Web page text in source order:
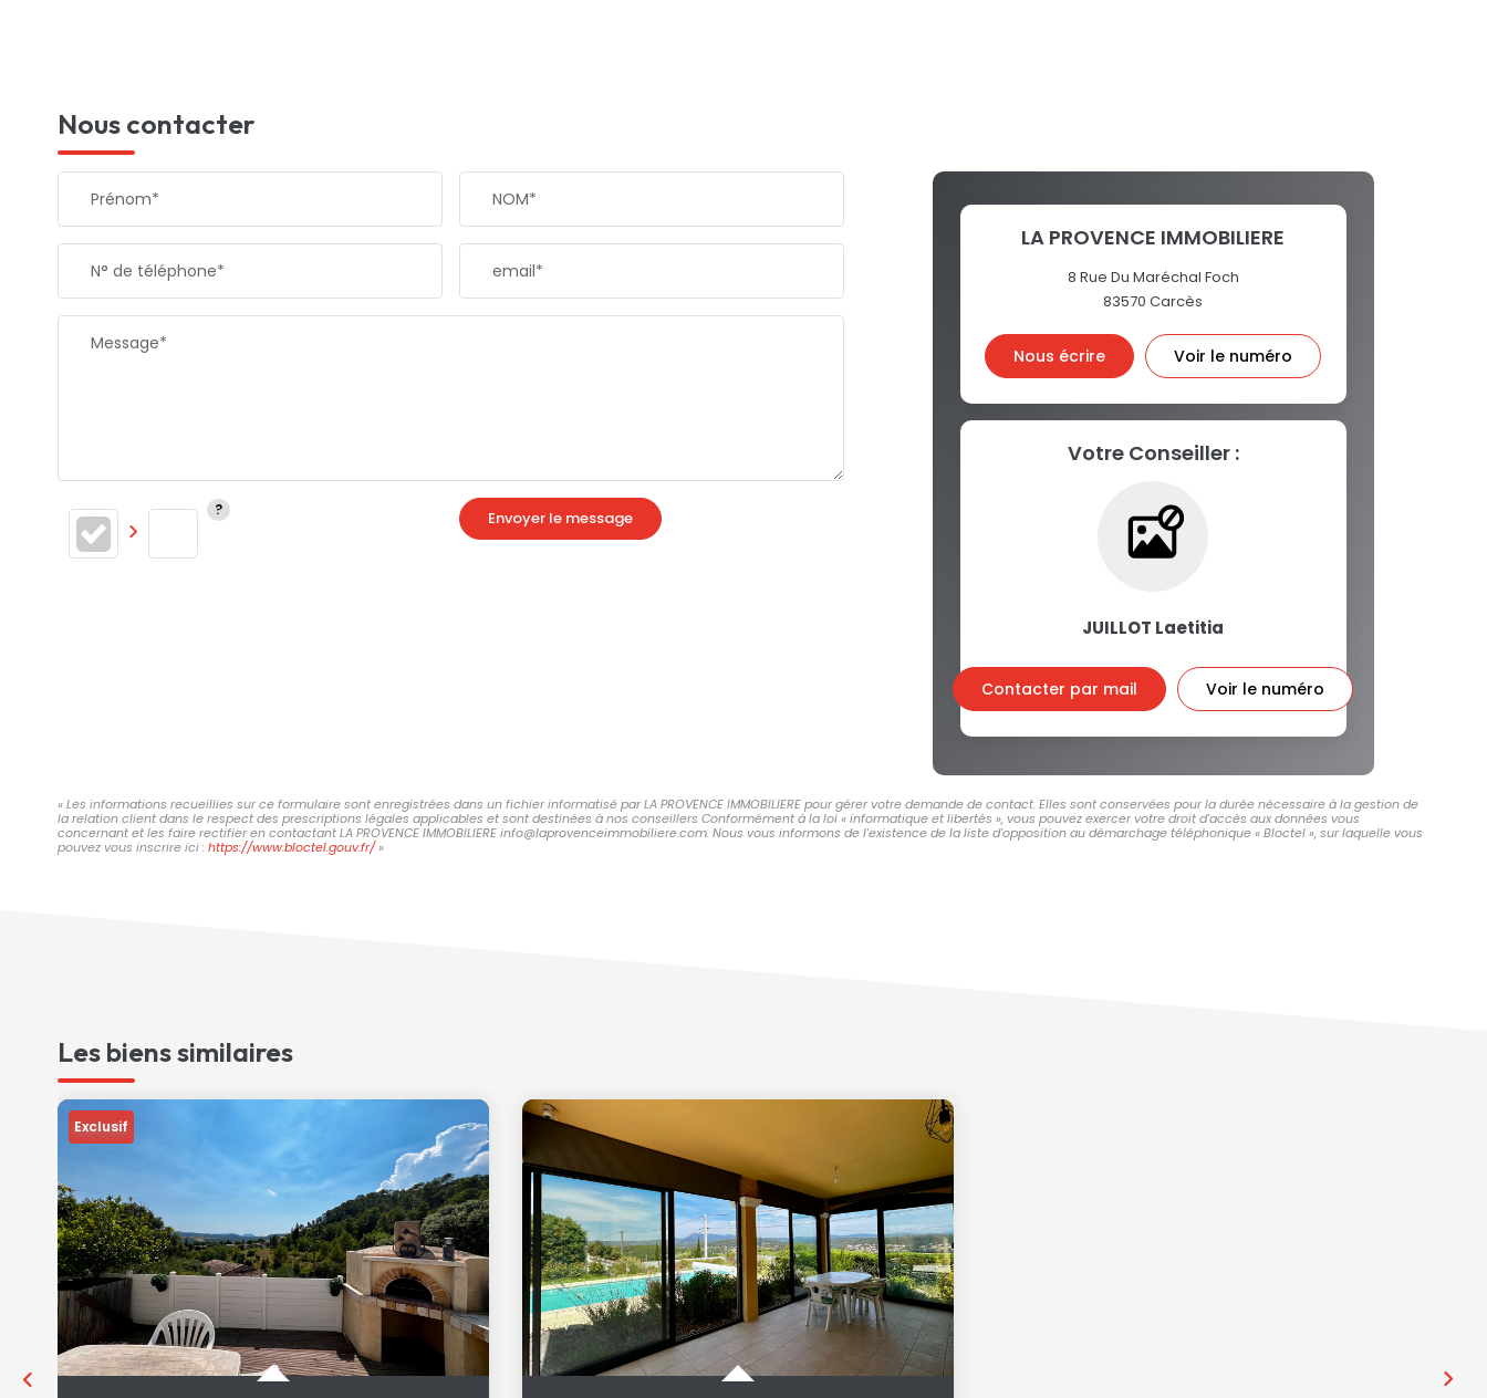
Nous contacter
Prénom* NOM*
N° de téléphone* email*
Message*
Envoyer le message
LA PROVENCE IMMOBILIERE
8 Rue Du Maréchal Foch
83570Carcès
Nous écrire Voir le numéro
Votre Conseiller :
JUILLOT Laetitia
Contacter par mail Voir le numéro
« Les informations recueillies sur ce formulaire sont enregistrées dans un fichier informatisé par LA PROVENCE IMMOBILIERE pour gérer votre demande de contact. Elles sont conservées pour la durée nécessaire à la gestion de
la relation client dans le respect des prescriptions légales applicables et sont destinées à nos conseillers Conformément à la loi « informatique et libertés », vous pouvez exercer votre droit d'accès aux données vous
concernant et les faire rectifier en contactant LA PROVENCE IMMOBILIERE info@laprovenceimmobiliere.com. Nous vous informons de l'existence de la liste d'opposition au démarchage téléphonique « Bloctel », sur laquelle vous
pouvez vous inscrire ici : https://www.bloctel.gouv.fr/»
Les biens similaires
Exclusif